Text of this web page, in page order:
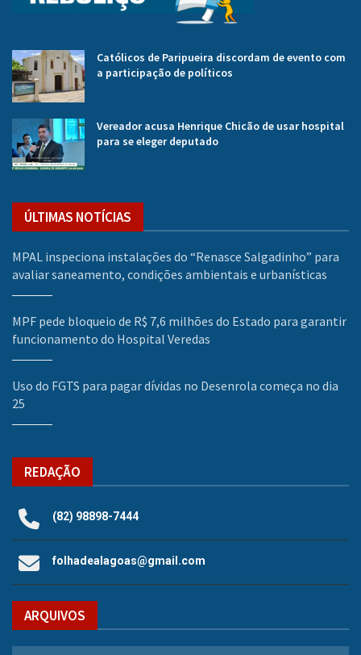
Católicos de Paripueira discordam de evento com
a participação de políticos
Vereador acusa Henrique Chicão de usar hospital
para se eleger deputado
ÚLTIMAS NOTÍCIAS
MPAL inspeciona instalações do “Renasce Salgadinho” para
avaliar saneamento, condições ambientais e urbanísticas
MPF pede bloqueio de R$ 7,6 milhões do Estado para garantir
funcionamento do Hospital Veredas
Uso do FGTS para pagar dívidas no Desenrola começa no dia
25
REDAÇÃO
(82) 98898-7444
folhadealagoas@gmail.com
ARQUIVOS